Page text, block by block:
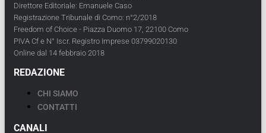
Direttore Editoriale: Emanuele Caso
Registrazione Tribunale di Como: n°2/2018
Freedom of Choice - Piazza Duomo 17, 22100 Como
PIVA Cf e N° Iscr. Registro Imprese 03799020130
Online dal 14 febbraio 2018
REDAZIONE
CHI SIAMO
CONTATTI
CANALI